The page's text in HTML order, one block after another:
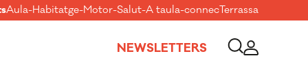
Aula-Habitatge-Motor-Salut-A taula-connecTerrassa
NEWSLETTERS